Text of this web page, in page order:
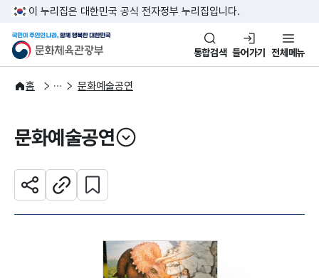
본문 바로가기
주메뉴 바로가기
이 누리집은 대한민국 공식 전자정부 누리집입니다.
문화체육관광부
국민이 주인인 나라, 함께 행복
통합검색 들어가기 전체메뉴
홈
문화광장 문화예술공연
문화예술공연
열기
공유하기주소복사
관심 콘텐츠 설정하기